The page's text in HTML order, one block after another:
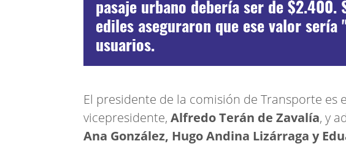
pasaje urbano debería ser de $2.400.
ediles aseguraron que ese valor
usuarios.
El presidente de la comisión de Transporte es
vicepresidente, Alfredo Terán de Zavalía, y
Ana González, Hugo Andina Lizárraga y